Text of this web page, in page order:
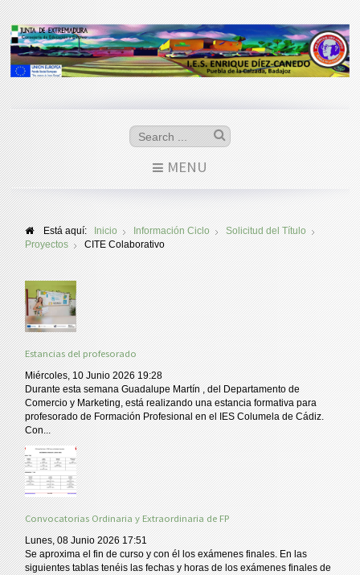
MENU
Está aquí: Inicio Información Ciclo
Solicitud del Título
Proyectos
CITE Colaborativo
Estancias del profesorado
Miércoles, 10 Junio 2026 19:28
Durante esta semana Guadalupe Martín , del Departamento de
Comercio y Marketing, está realizando una estancia formativa para
profesorado de Formación Profesional en el IES Columela de Cádiz.
Con...
Convocatorias Ordinaria y Extraordinaria de FP
Lunes, 08 Junio 2026 17:51
Se aproxima el fin de curso y con él los exámenes finales. En las
siguientes tablas tenéis las fechas y horas de los exámenes finales de